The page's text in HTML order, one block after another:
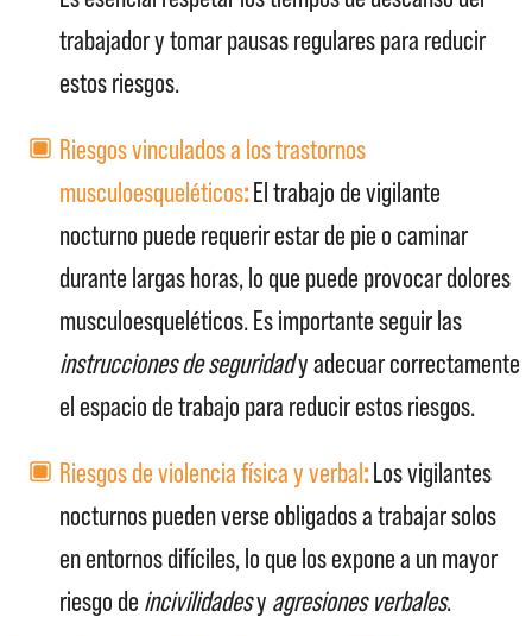
trabajador y tomar pausas regulares para reducir
estos riesgos.
Riesgos vinculados a los trastornos
musculoesqueléticos:El trabajo de vigilante
nocturno puede requerir estar de pie o caminar
durante largas horas, lo que puede provocar dolores
musculoesqueléticos. Es importante seguir las
instrucciones de seguridady adecuar correctamente
el espacio de trabajo para reducir estos riesgos.
Riesgos de violencia física y verbal :Los vigilantes
nocturnos pueden verse obligados a trabajar solos
en entornos difíciles, lo que los expone a un mayor
riesgo de incivilidadesy agresiones verbales.